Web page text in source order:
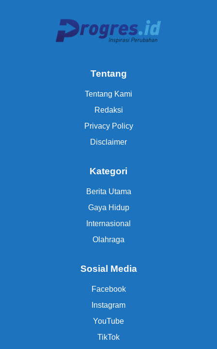
Tentang
Tentang Kami
Redaksi
Privacy Policy
Disclaimer
Kategori
Berita Utama
Gaya Hidup
Internasional
Olahraga
Sosial Media
Facebook
Instagram
YouTube
TikTok